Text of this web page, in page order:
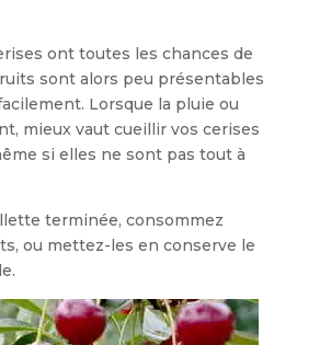
ont toutes les chances de
sont alors peu présentables
Lorsque la pluie ou
mieux vaut cueillir vos cerises
si elles ne sont pas tout à
terminée, con­sommez
ou mettez-les en conserve le